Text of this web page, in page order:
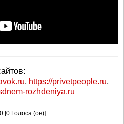
, https://privetpeople.ru,
rozhdeniya.ru
[0 Голоса (ов)]